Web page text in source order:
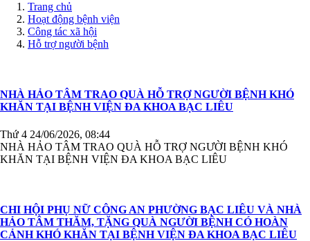
Trang chủ
Hoạt động bệnh viện
Công tác xã hội
Hỗ trợ người bệnh
NHÀ HẢO TÂM TRAO QUÀ HỖ TRỢ NGƯỜI BỆNH KHÓ
KHĂN TẠI BỆNH VIỆN ĐA KHOA BẠC LIÊU
Thứ 4 24/06/2026, 08:44
NHÀ HẢO TÂM TRAO QUÀ HỖ TRỢ NGƯỜI BỆNH KHÓ
KHĂN TẠI BỆNH VIỆN ĐA KHOA BẠC LIÊU
CHI HỘI PHỤ NỮ CÔNG AN PHƯỜNG BẠC LIÊU VÀ NHÀ
HẢO TÂM THĂM, TẶNG QUÀ NGƯỜI BỆNH CÓ HOÀN
CẢNH KHÓ KHĂN TẠI BỆNH VIỆN ĐA KHOA BẠC LIÊU